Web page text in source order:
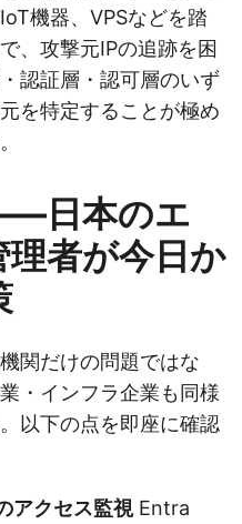
機器、VPSなどを踏
、攻撃元IPの追跡を困
認証層・認可層のいず
を特定することが極め
日本のエ
者が今日か
関だけの問題ではな
・インフラ企業も同様
以下の点を即座に確認
アクセス監視Entra